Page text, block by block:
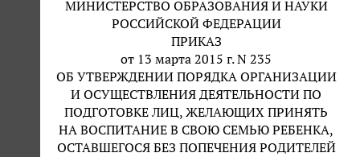
МИНИСТЕРСТВО ОБРАЗОВАНИЯ И НАУКИ
РОССИЙСКОЙ ФЕДЕРАЦИИ
ПРИКАЗ
от 13 марта 2015 г. N 235
ОБ УТВЕРЖДЕНИИ ПОРЯДКА ОРГАНИЗАЦИИ
И ОСУЩЕСТВЛЕНИЯ ДЕЯТЕЛЬНОСТИ ПО
ПОДГОТОВКЕ ЛИЦ, ЖЕЛАЮЩИХ ПРИНЯТЬ
НА ВОСПИТАНИЕ В СВОЮ СЕМЬЮ РЕБЕНКА,
ОСТАВШЕГОСЯ БЕЗ ПОПЕЧЕНИЯ РОДИТЕЛЕЙ